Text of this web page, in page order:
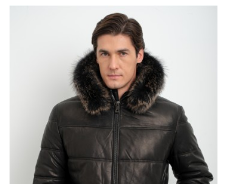
держит форму и защищает от ветра. Черный цвет
универсален, легко сочетается с повседневным и
деловым гардеробом, подчеркивает строгость и
аккуратность образа. Куртка дополнена съемным
капюшоном с роскошной опушкой из меха песца,
которая придает модели объем и дополнительное
тепло, а при желании капюшон можно отстегнуть,
получив более сдержанный вариант.
Внутри используется утеплитель из верблюжьей
шерсти, известный отличными теплоизоляционными
свойствами и комфортом при носке в холодную
погоду. Длина 65–70 см удобна для активной
городской жизни: куртка прикрывает поясницу, но не
сковывает движения. Прямой крой визуально
выравнивает силуэт, подчеркивает линию плеч и